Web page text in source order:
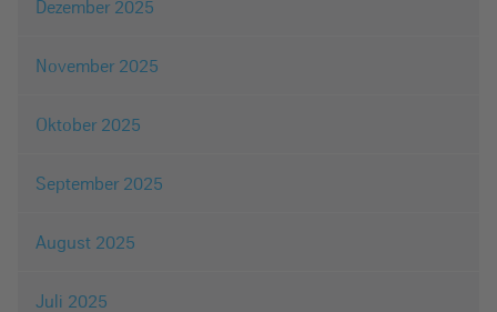
Dezember 2025
November 2025
Oktober 2025
September 2025
August 2025
Juli 2025